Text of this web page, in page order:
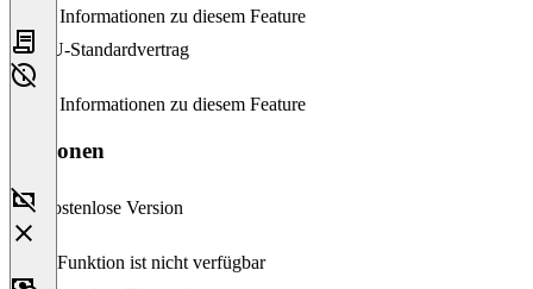
Keine Informationen zu diesem Feature
EU-Standardvertrag
Keine Informationen zu diesem Feature
Versionen
Kostenlose Version
Diese Funktion ist nicht verfügbar